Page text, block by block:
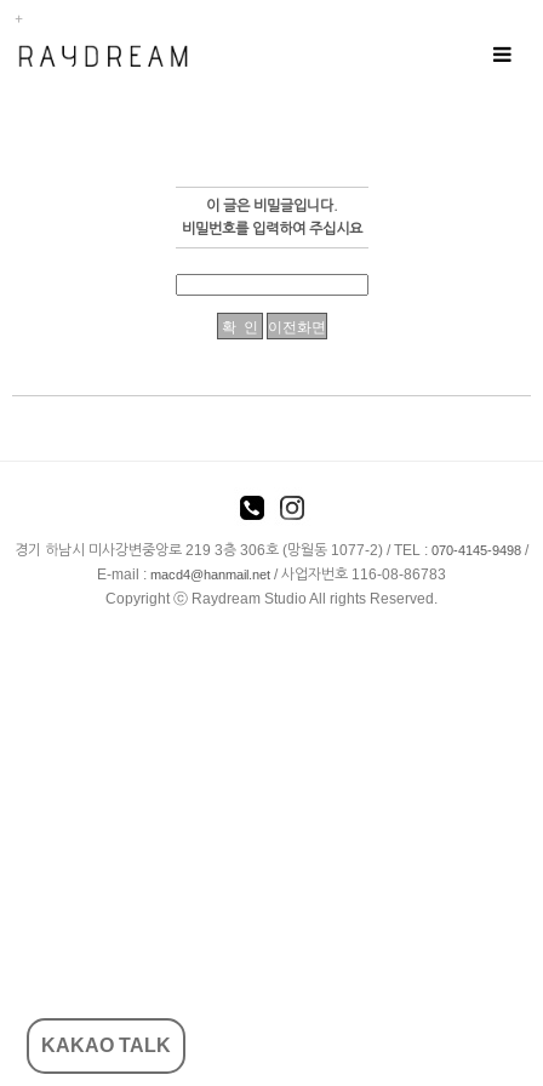
Toggle
이 글은 비밀글입니다.
비밀번호를 입력하여 주십시요
경기 하남시 미사강변중앙로 219 3층 306호 (망월동 1077-2) / TEL : 070-4145-9498 /
E-mail : macd4@hanmail.net / 사업자번호 116-08-86783
Copyright ⓒ Raydream Studio All rights Reserved.
KAKAO TALK